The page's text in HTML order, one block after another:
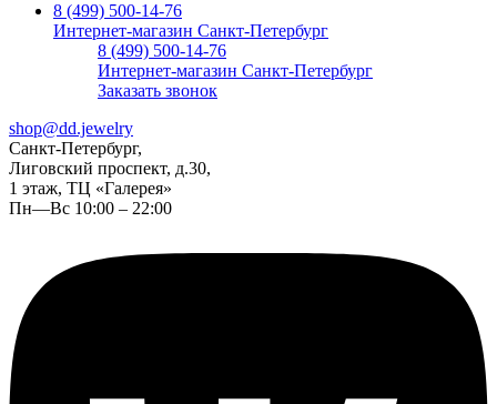
8 (499) 500-14-76
Интернет-магазин Санкт-Петербург
8 (499) 500-14-76
Интернет-магазин Санкт-Петербург
Заказать звонок
shop@dd.jewelry
Санкт-Петербург,
Лиговский проспект, д.30,
1 этаж, ТЦ «Галерея»
Пн—Вс 10:00 – 22:00